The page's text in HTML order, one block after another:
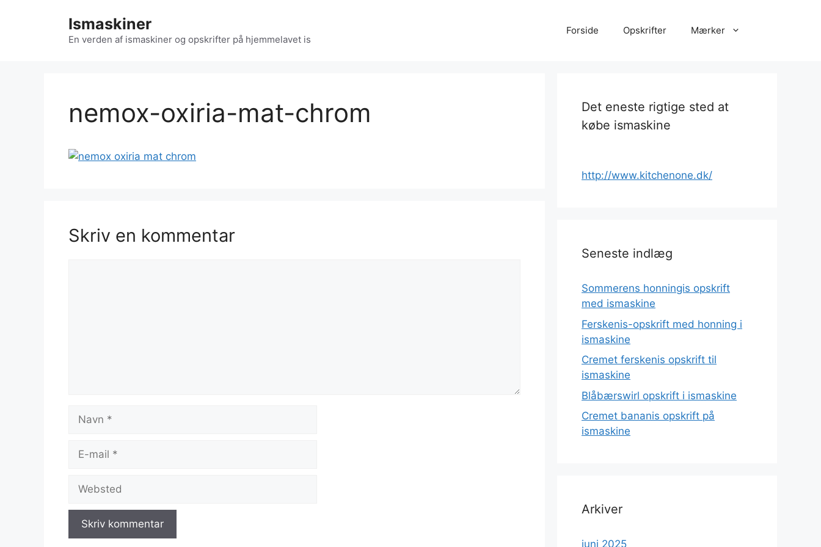
Ismaskiner
En verden af ismaskiner og opskrifter på hjemmelavet is
Forside Opskrifter Mærker
nemox-oxiria-mat-chrom
Skriv en kommentar
Navn
Websted
Det eneste rigtige sted at
købe ismaskine
http://www.kitchenone.dk/
Seneste indlæg
Sommerens honningis opskrift
med ismaskine
Ferskenis-opskrift med honning i
ismaskine
Cremet ferskenis opskrift til
ismaskine
Blåbærswirl opskrift i ismaskine
Cremet bananis opskrift på
ismaskine
Arkiver
juni 2025